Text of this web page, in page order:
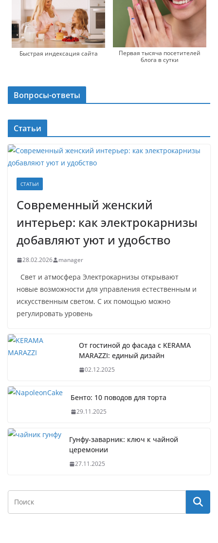
Быстрая индексация сайта
Первая тысяча посетителей
блога в сутки
Вопросы-ответы
Статьи
СТАТЬИ
Современный женский
интерьер: как электрокарнизы
добавляют уют и удобство
28.02.2026 manager
Свет и атмосфера Электрокарнизы открывают
новые возможности для управления естественным и
искусственным светом. С их помощью можно
регулировать уровень
От гостиной до фасада с KERAMA
MARAZZI: единый дизайн
02.12.2025
Бенто: 10 поводов для торта
29.11.2025
Гунфу-заварник: ключ к чайной
церемонии
27.11.2025